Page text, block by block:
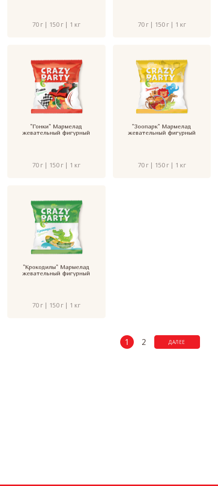
70 г | 150 г | 1 кг 70 г | 150 г | 1 кг
"Гонки" Мармелад
жевательный фигурный
70 г | 150 г | 1 кг
"Зоопарк" Мармелад
жевательный фигурный
70 г | 150 г | 1 кг
"Крокодилы" Мармелад
жевательный фигурный
70 г | 150 г | 1 кг
1 2 ДАЛЕЕ